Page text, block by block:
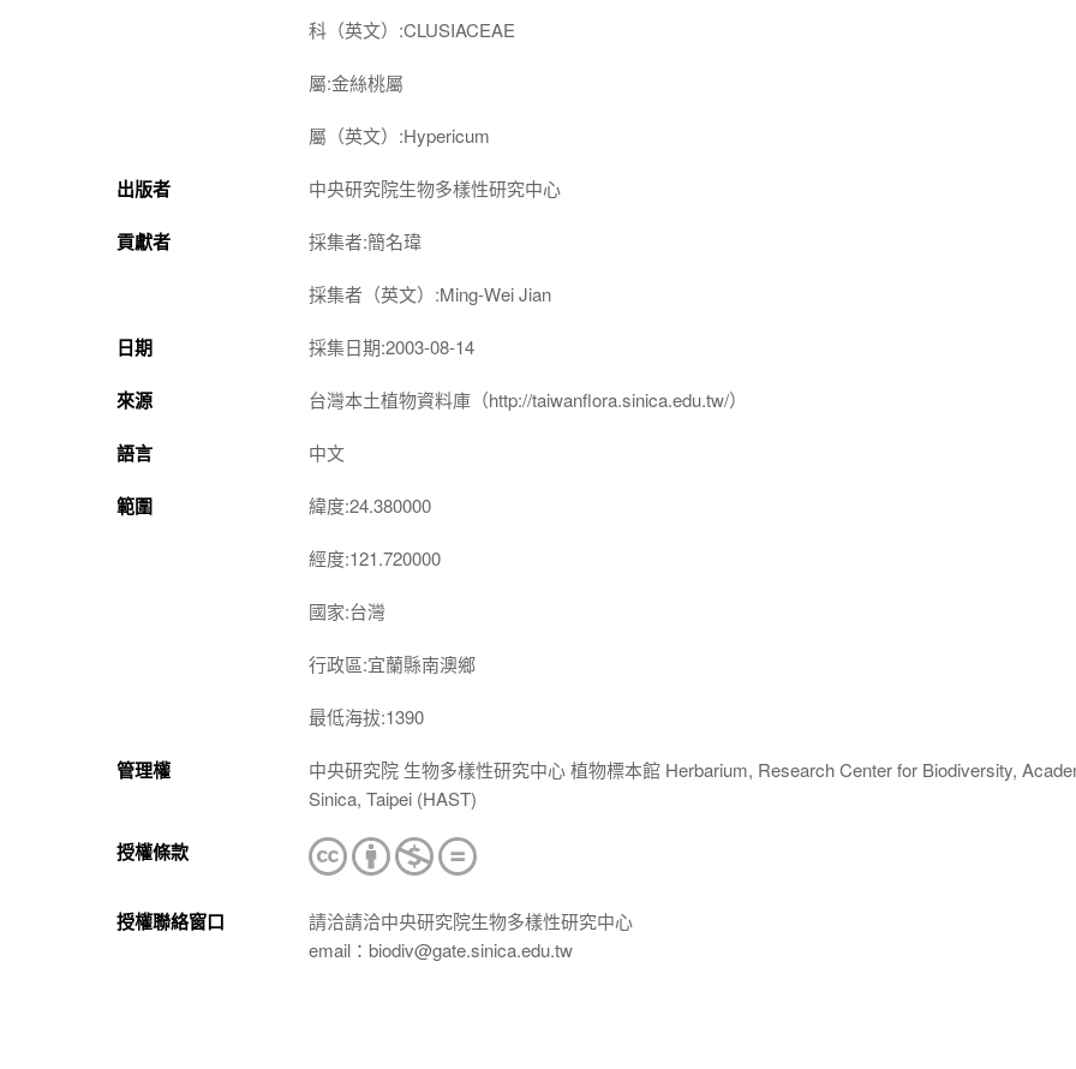
科（英文）:CLUSIACEAE
屬:金絲桃屬
屬（英文）:Hypericum
出版者 中央研究院生物多樣性研究中心
貢獻者 採集者:簡名瑋
採集者（英文）:Ming-Wei Jian
日期 採集日期:2003-08-14
來源 台灣本土植物資料庫（http://taiwanflora.sinica.edu.tw/）
語言 中文
範圍 緯度:24.380000
經度:121.720000
國家:台灣
行政區:宜蘭縣南澳鄉
最低海拔:1390
管理權
中央研究院 生物多樣性研究中心 植物標本館 Herbarium, Research Center for Biodiversity,
Sinica, Taipei (HAST)
授權條款
授權聯絡窗口
請洽請洽中央研究院生物多樣性研究中心
email：biodiv@gate.sinica.edu.tw